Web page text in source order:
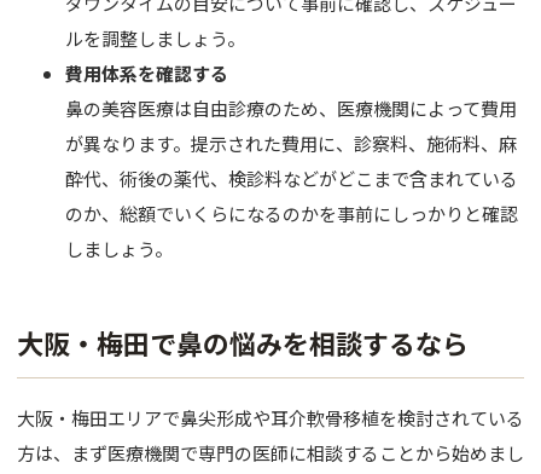
ルを調整しましょう。
費用体系を確認する
鼻の美容医療は自由診療のため、医療機関によって費用
が異なります。提示された費用に、診察料、施術料、麻
酔代、術後の薬代、検診料などがどこまで含まれている
のか、総額でいくらになるのかを事前にしっかりと確認
しましょう。
大阪・梅田で鼻の悩みを相談するなら
大阪・梅田エリアで鼻尖形成や耳介軟骨移植を検討されている
方は、まず医療機関で専門の医師に相談することから始めまし